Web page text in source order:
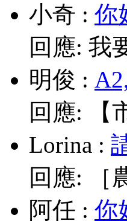
小奇 : 你
回應: 我
明俊 :
回應:
Lorina :
回應:
阿任 : 你